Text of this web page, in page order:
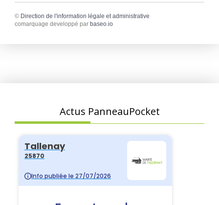
© Direction de l'information légale et administrative
comarquage developpé par baseo.io
Actus PanneauPocket